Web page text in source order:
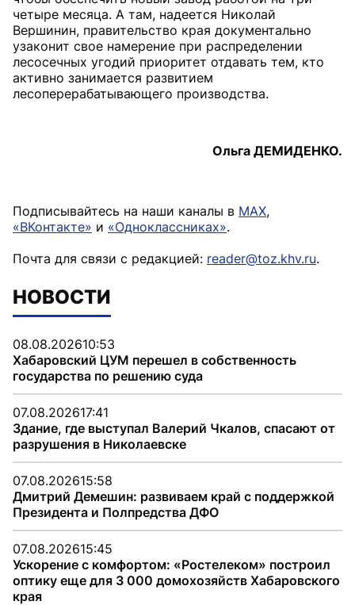
четыре месяца. А там, надеется Николай
Вершинин, правительство края документально
узаконит свое намерение при распределении
лесосечных угодий приоритет отдавать тем, кто
активно занимается развитием
лесоперерабатывающего производства.
Ольга ДЕМИДЕНКО.
Подписывайтесь на наши каналы в MAX,
«ВКонтакте» и «Одноклассниках».
Почта для связи с редакцией: reader@toz.khv.ru.
НОВОСТИ
08.08.202610:53
Хабаровский ЦУМ перешел в собственность
государства по решению суда
07.08.202617:41
Здание, где выступал Валерий Чкалов, спасают от
разрушения в Николаевске
07.08.202615:58
Дмитрий Демешин: развиваем край с поддержкой
Президента и Полпредства ДФО
07.08.202615:45
Ускорение с комфортом: «Ростелеком» построил
оптику еще для 3 000 домохозяйств Хабаровского
края